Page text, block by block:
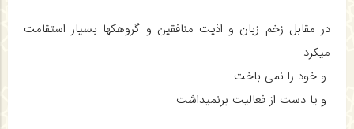
در مقابل زخم زبان و اذیت منافقین و گروهکها بسیار استقامت
میکرد
و خود را نمی باخت
و یا دست از فعالیت برنمیداشت